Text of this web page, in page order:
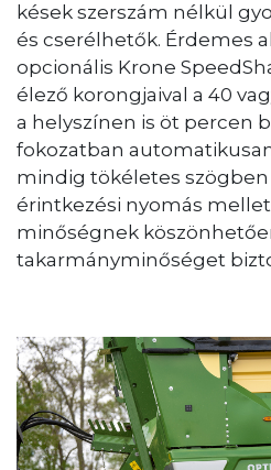
kések szerszám nélkül
és cserélhetők. Érdemes
opcionális Krone
élező korongjaival a 40
a helyszínen is öt percen
fokozatban
mindig tökéletes szögben
érintkezési nyomás
minőségnek
takarmányminőséget